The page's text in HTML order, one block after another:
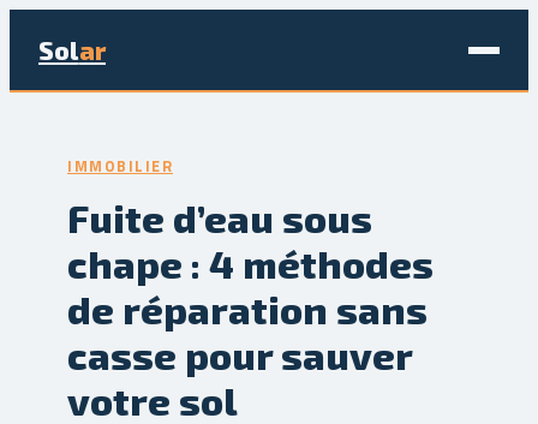
Solar
Bricolage
Écologie & Énergie
Jardinage
IMMOBILIER
Fuite d’eau sous
chape : 4 méthodes
de réparation sans
casse pour sauver
votre sol